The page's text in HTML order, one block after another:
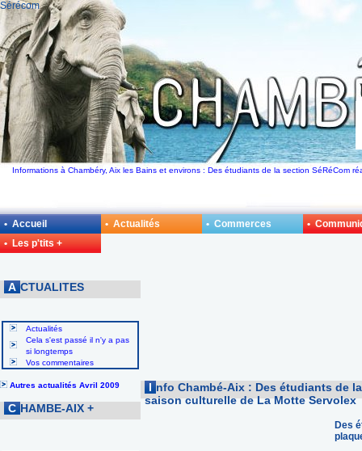
Informations à Chambéry, Aix les Bains et environs : Des étudiants de la section SéRéCom
Sérécom
A CTUALITES
Actualités
Cela s'est passé il n'y a pas
si longtemps
Vos commentaires
Autres actualités Avril 2009
C HAMBE-AIX +
I nfo Chambé-Aix : Des étudiants de
saison culturelle de La Motte Servolex
Des
• Accueil • Actualités • Commerces
•
• Les p'tits +